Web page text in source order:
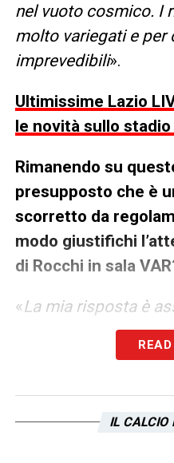
nel vuoto cosmico. I
molto variegati e per
imprevedibili».
Ultimissime Lazio
le novità sullo
Rimanendo su
presupposto che è
scorretto da
modo giustifichi
di Rocchi in sala
«La mia risposta è
non giustifica il
l’accusa di arbitri
io mi chiedo: come
IL CALCIO